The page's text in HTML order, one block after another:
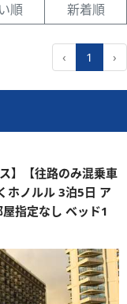
順 新着順
‹ 1 ›
】【往路のみ混乗車
ホノルル 3泊5日 ア
指定なし ベッド1